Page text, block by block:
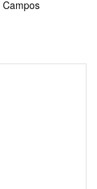
Campos